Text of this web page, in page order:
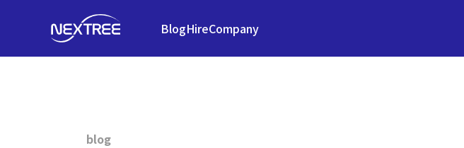
BlogHireCompany
blog